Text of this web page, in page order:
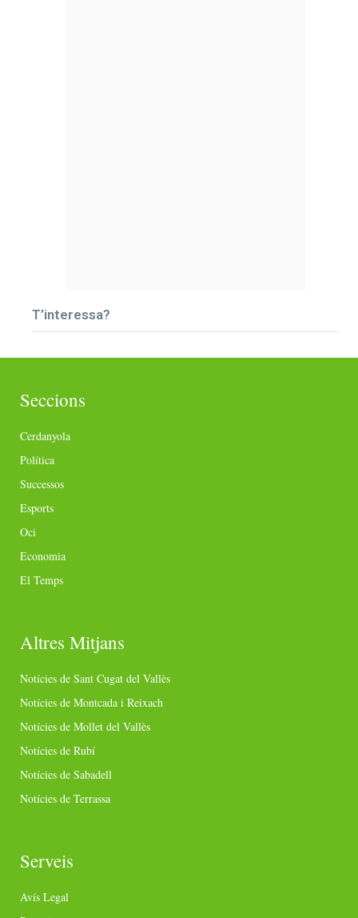
T’interessa?
Seccions
Cerdanyola
Política
Successos
Esports
Oci
Economia
El Temps
Altres Mitjans
Notícies de Sant Cugat del Vallès
Notícies de Montcada i Reixach
Notícies de Mollet del Vallès
Notícies de Rubí
Notícies de Sabadell
Notícies de Terrassa
Serveis
Avís Legal